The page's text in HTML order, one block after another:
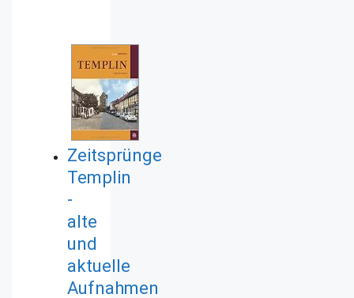
Zeitsprünge
Templin
-
alte
und
aktuelle
Aufnahmen